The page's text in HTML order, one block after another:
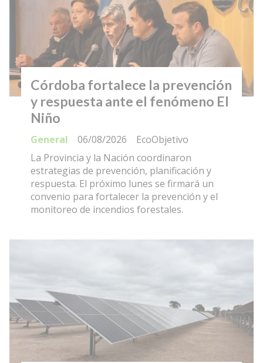
Córdoba fortalece la prevención
y respuesta ante el fenómeno El
Niño
EcoObjetivo
General
06/08/2026
La Provincia y la Nación coordinaron
estrategias de prevención, planificación y
respuesta. El próximo lunes se firmará un
convenio para fortalecer la prevención y el
monitoreo de incendios forestales.